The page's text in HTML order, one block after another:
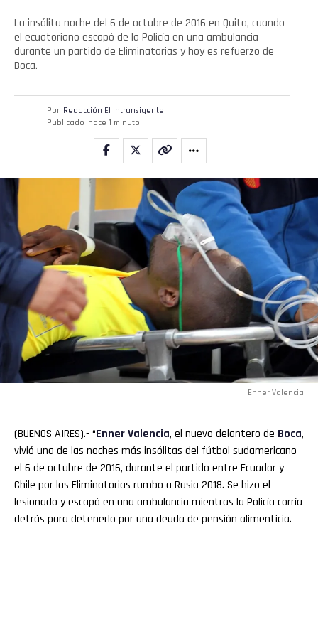
La insólita noche del 6 de octubre de 2016 en Quito, cuando
el ecuatoriano escapó de la Policía en una ambulancia
durante un partido de Eliminatorias y hoy es refuerzo de
Boca.
Por Redacción El intransigente
Publicado hace 1 minuto
Enner Valencia
(BUENOS AIRES).- “Enner Valencia, el nuevo delantero de Boca,
vivió una de las noches más insólitas del fútbol sudamericano
el 6 de octubre de 2016, durante el partido entre Ecuador y
Chile por las Eliminatorias rumbo a Rusia 2018. Se hizo el
lesionado y escapó en una ambulancia mientras la Policía corría
detrás para detenerlo por una deuda de pensión alimenticia.